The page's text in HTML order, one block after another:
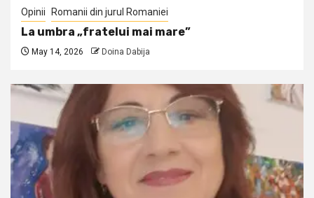
Opinii Romanii din jurul Romaniei
La umbra „fratelui mai mare”
May 14, 2026 Doina Dabija